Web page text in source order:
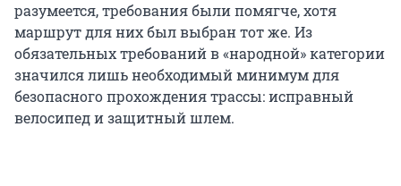
разумеется, требования были помягче, хотя
маршрут для них был выбран тот же. Из
обязательных требований в «народной» категории
значился лишь необходимый минимум для
безопасного прохождения трассы: исправный
велосипед и защитный шлем.